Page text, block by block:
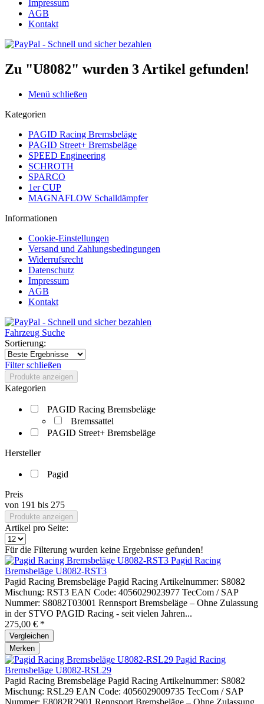
Impressum
AGB
Kontakt
Zu "U8082" wurden 3 Artikel gefunden!
Menü schließen
Kategorien
PAGID Racing Bremsbeläge
PAGID Street+ Bremsbeläge
SPEED Engineering
SCHROTH
SPARCO
1er CUP
MAGNAFLOW Schalldämpfer
Informationen
Cookie-Einstellungen
Versand und Zahlungsbedingungen
Widerrufsrecht
Datenschutz
Impressum
AGB
Kontakt
Fahrzeug Suche
Sortierung:
Filter schließen
Produkte anzeigen
Kategorien
PAGID Racing Bremsbeläge
Bremssattel
PAGID Street+ Bremsbeläge
Hersteller
Pagid
Preis
von 191 bis 275
Produkte anzeigen
Artikel pro Seite:
Für die Filterung wurden keine Ergebnisse gefunden!
Pagid Racing
Bremsbeläge U8082-RST3
Pagid Racing Bremsbeläge Pagid Racing Artikelnummer: S8082
Mischung: RST3 EAN Code: 4056029023977 TecCom / SAP
Nummer: S8082T03001 Rennsport Bremsbeläge – Ohne Zulassung
in der STVO PAGID Racing - seit vielen Jahren...
275,00 € *
Vergleichen
Merken
Pagid Racing
Bremsbeläge U8082-RSL29
Pagid Racing Bremsbeläge Pagid Racing Artikelnummer: S8082
Mischung: RSL29 EAN Code: 4056029009735 TecCom / SAP
Nummer: E8082R2901 Rennsport Bremsbeläge – Ohne Zulassung